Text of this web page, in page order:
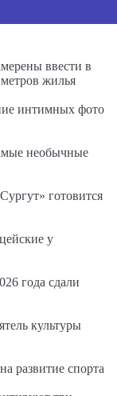
ввести в
жилья
интимных фото
необычные
готовится
у
года сдали
культуры
развитие спорта